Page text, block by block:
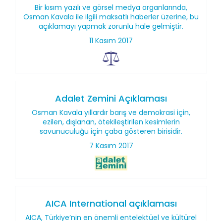
Bir kısım yazılı ve görsel medya organlarında,
Osman Kavala ile ilgili maksatlı haberler üzerine, bu
açıklamayı yapmak zorunlu hale gelmiştir.
11 Kasım 2017
Adalet Zemini Açıklaması
Osman Kavala yıllardır barış ve demokrasi için,
ezilen, dışlanan, ötekileştirilen kesimlerin
savunuculuğu için çaba gösteren birisidir.
7 Kasım 2017
AICA International açıklaması
AICA, Türkiye’nin en önemli entelektüel ve kültürel